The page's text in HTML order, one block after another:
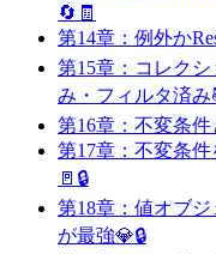
🔄🧾
第14章：例外か
第15章：コレク
み・フィルタ済み
第16章：不変条
第17章：不変条
🚪🔒
第18章：値オブ
が最強💎🔒